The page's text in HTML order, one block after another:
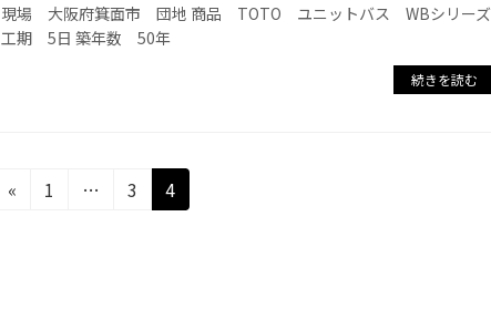
現場 大阪府箕面市 団地 商品 TOTO ユニットバス WBシリーズ
工期 5日 築年数 50年
続きを読む
«
固
1 …
固
3
固
定
4